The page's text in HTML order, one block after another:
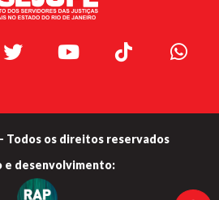
Twitter Youtube TikTok
- Todos os direitos reservados
e desenvolvimento: